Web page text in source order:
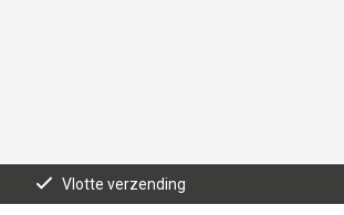
Vlotte verzending